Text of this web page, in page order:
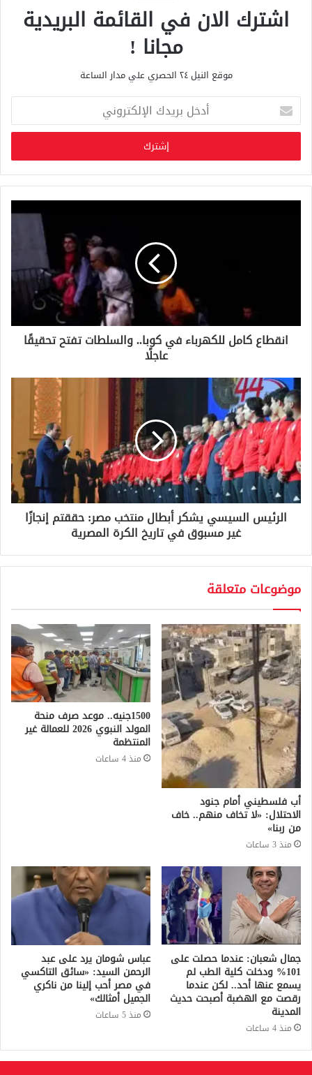
اشترك الان في القائمة البريدية
مجانا !
موقع النيل ٢٤ الحصري علي مدار الساعة
خ
ب
ر
ي
د
ر
انقطاع كامل للكهرباء في كوبا.. والسلطات تفتح تحقيقًا
عاجلًا
الرئيس السيسي يشكر أبطال منتخب مصر: حققتم إنجازًا
غير مسبوق في تاريخ الكرة المصرية
موضوعات متعلقة
أب فلسطيني أمام جنود
الاحتلال: «لا تخاف منهم.. خاف
من ربنا»
منذ 3 ساعات
1500جنيه.. موعد صرف منحة
المولد النبوي 2026 للعمالة غير
المنتظمة
منذ 4 ساعات
جمال شعبان: عندما حصلت على
101% ودخلت كلية الطب لم
يسمع عنها أحد.. لكن عندما
رقصت مع الهضبة أصبحت حديث
المدينة
منذ 4 ساعات
عباس شومان يرد على عبد
الرحمن السيد: «سائق التاكسي
في مصر أحب إلينا من ناكري
الجميل أمثالك»
منذ 5 ساعات